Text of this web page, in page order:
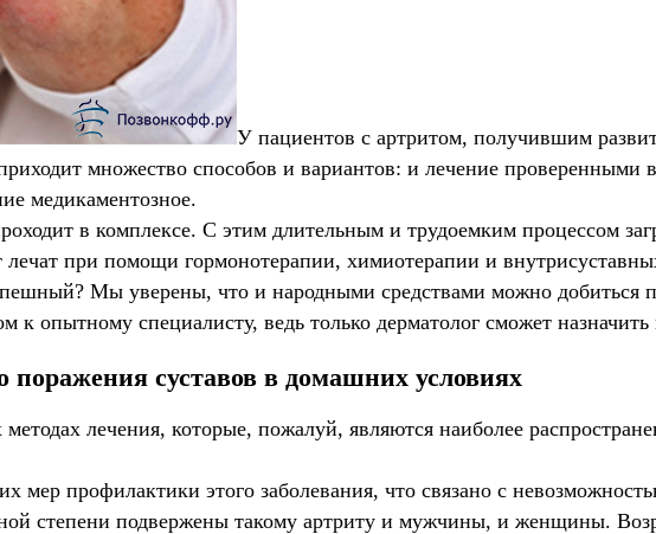
У пациентов с артритом, получившим
множество способов и вариантов: и лечение
медикаментозное.
в комплексе. С этим длительным и трудоемким процессом
лечат при помощи гормонотерапии, химиотерапии и
Мы уверены, что и народными средствами можно добиться
к опытному специалисту, ведь только дерматолог сможет
поражения суставов в домашних условиях
методах лечения, которые, пожалуй, являются наиболее
мер профилактики этого заболевания, что связано с
степени подвержены такому артриту и мужчины, и женщины.